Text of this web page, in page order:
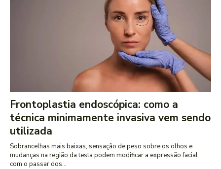
Frontoplastia endoscópica: como a
técnica minimamente invasiva vem sendo
utilizada
Sobrancelhas mais baixas, sensação de peso sobre os olhos e
mudanças na região da testa podem modificar a expressão facial
com o passar dos...